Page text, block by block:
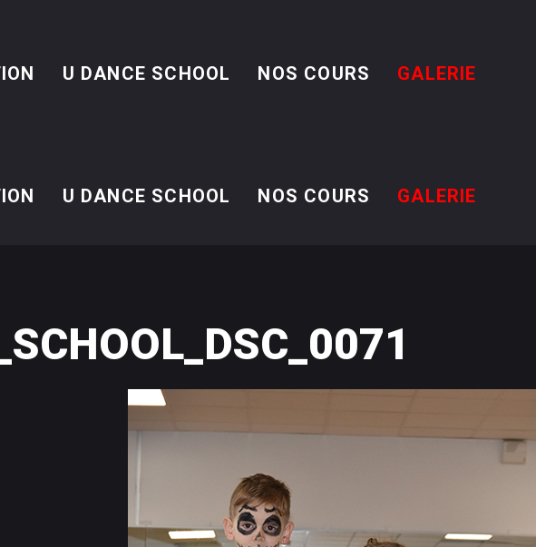
U DANCE SCHOOL NOS COURS GALERIE
U DANCE SCHOOL NOS COURS GALERIE